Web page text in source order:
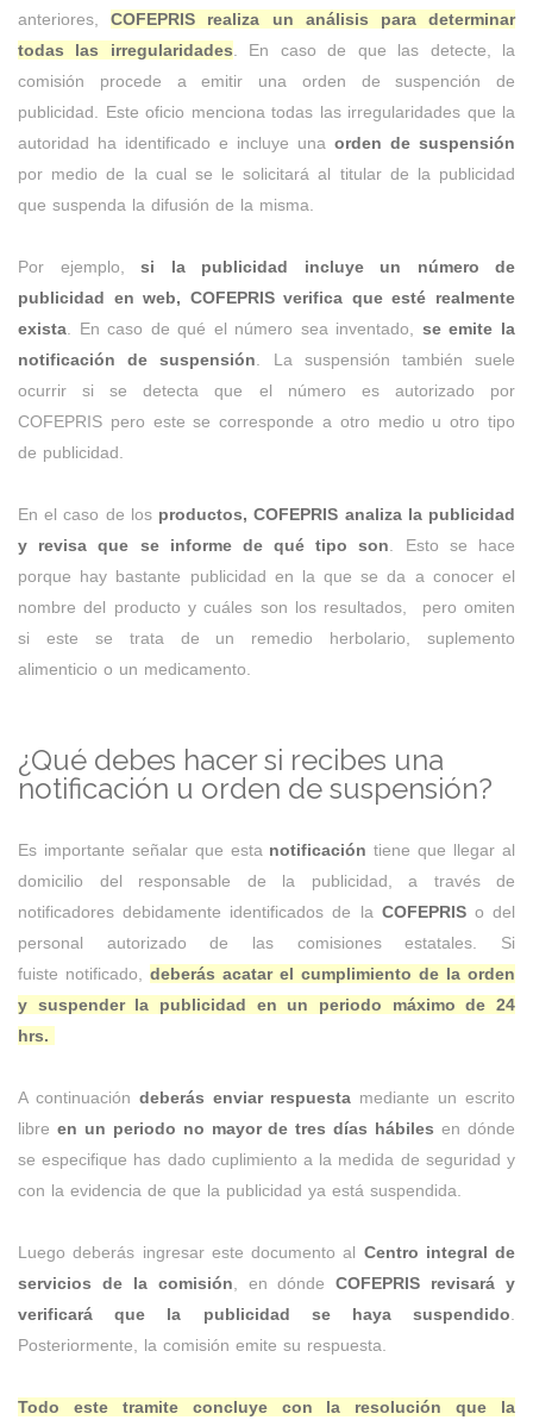
anteriores,
COFEPRIS realiza un análisis para determinar
todas las irregularidades. En caso de que las detecte, la
comisión procede a emitir una orden de suspención de
publicidad. Este oficio menciona todas las irregularidades que la
autoridad ha identificado e incluye una orden de suspensión
por medio de la cual se le solicitará al titular de la publicidad
que suspenda la difusión de la misma.
Por ejemplo, si la publicidad incluye un número de
publicidad en web, COFEPRIS verifica que esté realmente
exista. En caso de qué el número sea inventado, se emite la
notificación de suspensión. La suspensión también suele
ocurrir si se detecta que el número es autorizado por
COFEPRIS pero este se corresponde a otro medio u otro tipo
de publicidad.
En el caso de los productos, COFEPRIS analiza la publicidad
y revisa que se informe de qué tipo son. Esto se hace
porque hay bastante publicidad en la que se da a conocer el
nombre del producto y cuáles son los resultados, pero omiten
si este se trata de un remedio herbolario, suplemento
alimenticio o un medicamento.
¿Qué debes hacer si recibes una
notificación u orden de suspensión?
Es importante señalar que esta notificacióntiene que llegar al
domicilio del responsable de la publicidad, a través de
notificadores debidamente identificados de la COFEPRISo del
personal autorizado de las comisiones estatales. Si
fuiste notificado, deberás acatar el cumplimiento de la orden
y suspender la publicidad en un periodo máximo de 24
hrs.
A continuación deberás enviar respuesta mediante un escrito
libre en un periodo no mayor de tres días hábiles en dónde
se especifique has dado cuplimiento a la medida de seguridad y
con la evidencia de que la publicidad ya está suspendida.
Luego deberás ingresar este documento al Centro integral de
servicios de la comisión, en dóndeCOFEPRIS revisará y
verificará que la publicidad se haya suspendido.
Posteriormente, la comisión emite su respuesta.
Todo este tramite concluye con la resolución que la